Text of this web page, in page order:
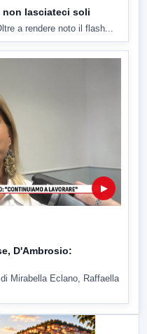
non lasciateci soli
a rendere noto il flash...
▶
D'Ambrosio:
Mirabella Eclano, Raffaella